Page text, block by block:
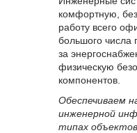
комфортную,
работу всего
большого числа
за
физическую
компонентов.
Обеспечиваем
инженерной
типах